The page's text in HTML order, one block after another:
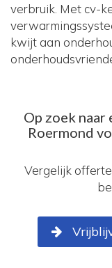
verbruik. Met cv-
kwijt aan
Op zoek
Roermond
Vergelijk